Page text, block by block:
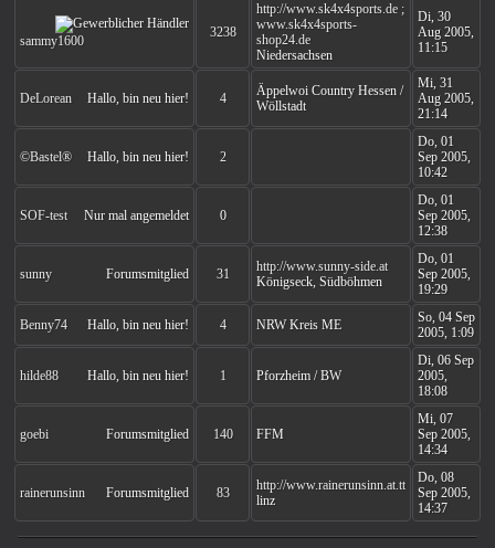
sammy1600
3238
http://www.sk4x4sports.de ;
www.sk4x4sports-
shop24.de
Niedersachsen
Di, 30
Aug 2005,
11:15
Hallo, bin neu hier!
DeLorean 4
Äppelwoi Country Hessen /
Wöllstadt
Mi, 31
Aug 2005,
21:14
Hallo, bin neu hier!
©Bastel® 2
Do, 01
Sep 2005,
10:42
Nur mal angemeldet
SOF-test 0
Do, 01
Sep 2005,
12:38
Forumsmitglied
sunny 31
http://www.sunny-side.at
Königseck, Südböhmen
Do, 01
Sep 2005,
19:29
Hallo, bin neu hier!
Benny74 4 NRW Kreis ME
So, 04 Sep
2005, 1:09
Hallo, bin neu hier!
hilde88 1 Pforzheim / BW
Di, 06 Sep
2005,
18:08
Forumsmitglied
goebi 140 FFM
Mi, 07
Sep 2005,
14:34
Forumsmitglied
rainerunsinn 83
http://www.rainerunsinn.at.tt
linz
Do, 08
Sep 2005,
14:37